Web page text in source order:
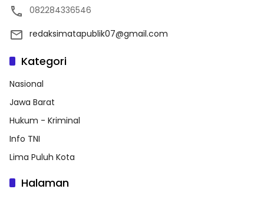
082284336546
redaksimatapublik07@gmail.com
Kategori
Nasional
Jawa Barat
Hukum - Kriminal
Info TNI
Lima Puluh Kota
Halaman